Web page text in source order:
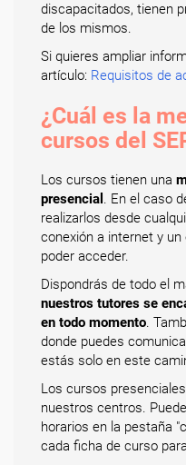
discapacitados, tienen
de los mismos.
Si quieres ampliar
artículo: Requisitos de
¿Cuál es la
cursos del
Los cursos tienen una
presencial . En el caso
realizarlos desde
conexión a internet y un
poder acceder.
Dispondrás de todo el
nuestros tutores se
en todo momento.
donde puedes
estás solo en este
Los cursos
nuestros centros.
horarios en la pestaña
cada ficha de curso